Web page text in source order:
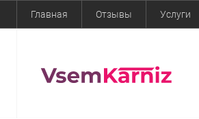
Главная Отзывы Услуги